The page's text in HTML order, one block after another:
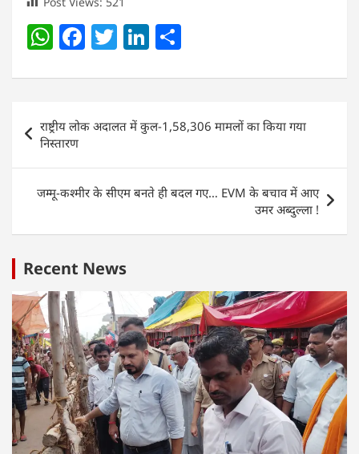
W
at
s
A
p
p
F
c
e
b
o
o
T
itt
er
Li
k
e
dI
n
ar
e
Post
navigation
राष्ट्रीय लोक अदालत में कुल-1,58,306 मामलों का किया गया
निस्तारण
जम्मू-कश्मीर के सीएम बनते ही बदल गए… EVM के बचाव में आए
उमर अब्दुल्ला !
Recent News